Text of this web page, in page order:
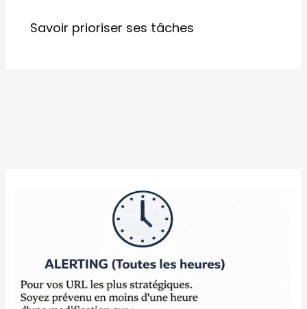
Savoir prioriser ses tâches